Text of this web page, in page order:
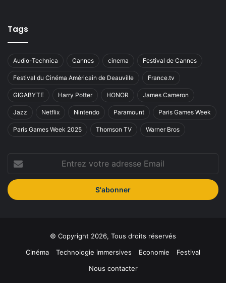
Tags
Audio-Technica Cannes cinema Festival de Cannes
Festival du Cinéma Américain de Deauville France.tv
GIGABYTE Harry Potter HONOR James Cameron
Jazz Netflix Nintendo Paramount Paris Games Week
Paris Games Week 2025 Thomson TV Warner Bros
votre
adresse
Email
© Copyright 2026, Tous droits réservés
Cinéma
Technologie immersives Economie
Festival
Nous contacter